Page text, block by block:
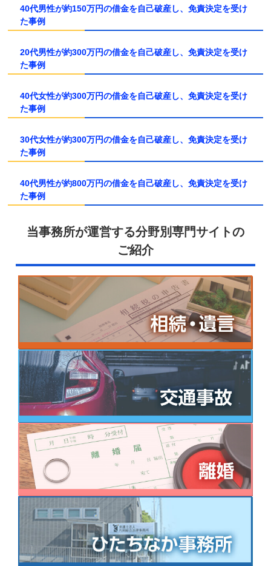
40代男性が約150万円の借金を自己破産し、免責決定を受け
た事例
20代男性が約300万円の借金を自己破産し、免責決定を受け
た事例
40代女性が約300万円の借金を自己破産し、免責決定を受け
た事例
30代女性が約300万円の借金を自己破産し、免責決定を受け
た事例
40代男性が約800万円の借金を自己破産し、免責決定を受け
た事例
当事務所が運営する分野別専門サイトの
ご紹介